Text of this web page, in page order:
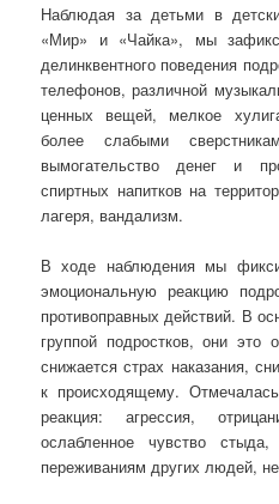
Наблюдая за детьми в
«Мир» и «Чайка», мы
делинквентного поведения
телефонов, различной
ценных вещей, мелкое
более слабыми
вымогательство денег и
спиртных напитков на
лагеря, вандализм.
В ходе наблюдения мы
эмоциональную реакцию
противоправных действий. В
группой подростков, они это
снижается страх наказания,
к происходящему.
реакция: агрессия,
ослабленное чувство
переживаниям других людей,